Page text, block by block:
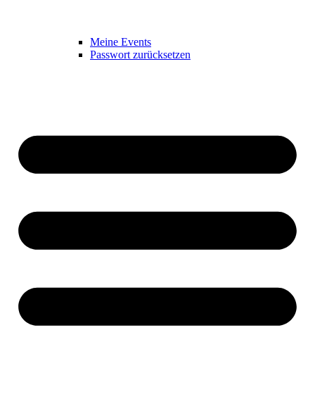
Meine Events
Passwort zurücksetzen